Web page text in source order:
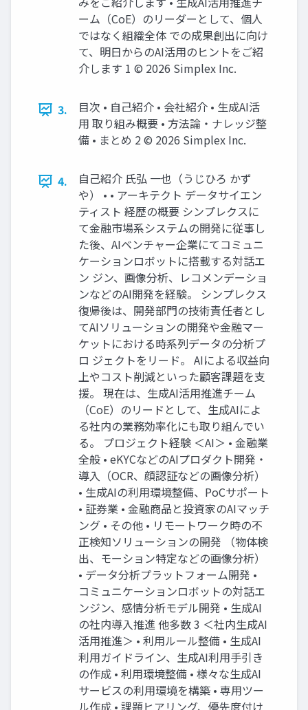
ーム（CoE）のリーダーとして、個人
ではなく組織全体 での成果創出に向け
て、明日からのAI活用のヒントをご紹
介します 1 © 2026 Simplex Inc.
3.
目次 • 自己紹介 • 会社紹介 • 生成AI活
用 取り組み概要 • 方法論・ナレッジ整
備 • まとめ 2 © 2026 Simplex Inc.
4.
自己紹介 氏弘 一也（うじひろ かず
や） • • アーキテクト データサイエン
ティスト 経歴の概要 シンプレクスに
て金融市場系システムの開発に従事し
た後、AIベンチャー企業にてコミュニ
ケーションロボットに搭載する対話エ
ン ジン、画像分析、レコメンデーショ
ンなどのAI開発を経験。 シンプレクス
復帰後は、開発部門の技術責任者とし
てAIソリューションの開発や金融マー
ケットにおける時系列データの分析プ
ロ ジェクトをリード。 AIによる収益向
上やコスト削減といった顧客課題を支
援。 現在は、生成AI活用推進チーム
（CoE）のリードとして、生成AIによ
る社内の業務効率化にも取り組んでい
る。 プロジェクト経験 ＜AI＞ • 金融業
全般 • eKYCなどのAIプロダクト開発・
導入（OCR、顔認証などの画像分析）
• 生成AIの利用環境整備、PoCサポート
• 証券業 • 金融商品と投資家のAIマッチ
ング • その他 • リモートワーク時の不
正検知ソリューションの開発 （物体検
出、モーション特定などの画像分析）
• データ分析プラットフォーム開発 •
コミュニケーションロボットの対話エ
ンジン、感情分析モデル開発 • 生成AI
の社内導入推進 他多数 3 ＜社内生成AI
活用推進＞ • 利用ルール整備 • 生成AI
利用ガイドライン、生成AI利用手引き
の作成 • 利用環境整備 • 様々な生成AI
サービスの利用環境を構築 • 専用ツー